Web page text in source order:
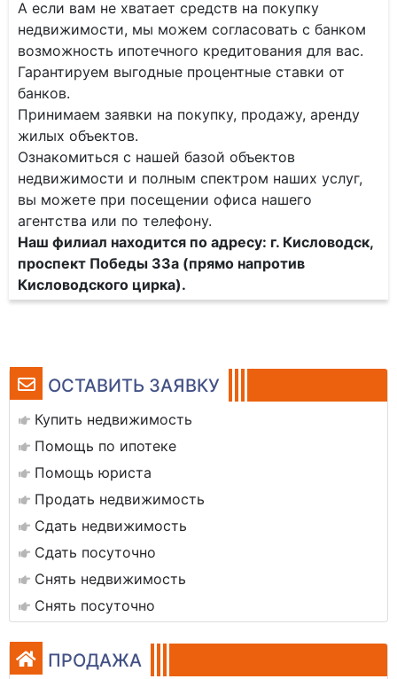
ОСТАВИТЬ ЗАЯВКУ
Купить недвижимость
Помощь по ипотеке
Помощь юриста
Продать недвижимость
Сдать недвижимость
Сдать посуточно
Снять недвижимость
Снять посуточно
ПРОДАЖА
А если вам не хватает средств на покупку
недвижимости, мы можем согласовать с банком
возможность ипотечного кредитования для вас.
Гарантируем выгодные процентные ставки от
банков.
Принимаем заявки на покупку, продажу, аренду
жилых объектов.
Ознакомиться с нашей базой объектов
недвижимости и полным спектром наших услуг,
вы можете при посещении офиса нашего
агентства или по телефону.
Наш филиал находится по адресу: г. Кисловодск,
проспект Победы 33а (прямо напротив
Кисловодского цирка).